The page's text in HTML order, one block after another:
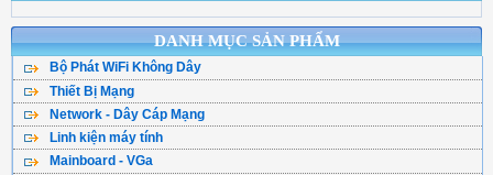
DANH MỤC SẢN PHẨM
Bộ Phát WiFi Không Dây
Bộ Phát WiFi TPLink
WiFi Tenda - DLink
WiFi Totolink - Hik
WiFi Mercusys
Thiết Bị Mạng
WiFi Mesh
WiFi Gắn Trần
Kích Sóng WiFi
Network - Dây Cáp Mạng
Cáp Mạng ( Cuộn )
Cân Bằng Tải
Linh kiện máy tính
CPU - Bộ vi xử lý
Mainboard - VGa